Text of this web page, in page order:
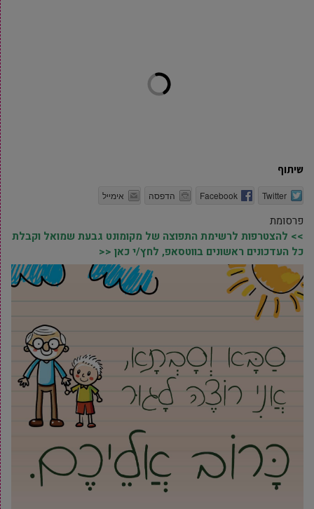
שיתוף
Twitter
Facebook הדפסה אימייל
פרסומת
>> להצטרפות לרשימת התפוצה של מקומונט גבעת שמואל וקבלת
כל העדכונים ראשונים בווטסאפ, לחץ/י כאן <<